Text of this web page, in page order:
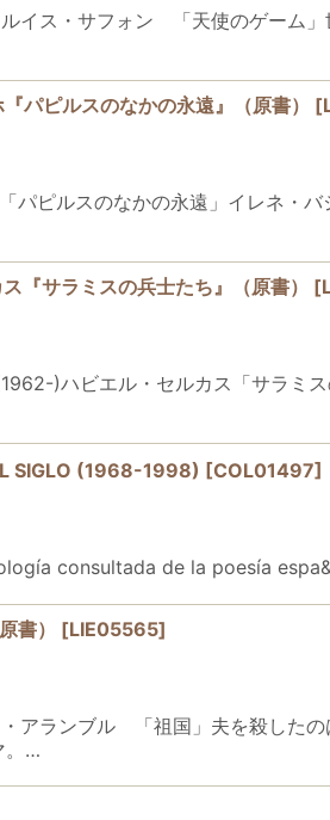
イス・サフォン 「天使のゲーム
パピルスのなかの永遠』（原書） [
パピルスのなかの永遠」イレネ・
『サラミスの兵士たち』（原書） [
)ハビエル・セルカス「サラミ
SIGLO (1968-1998) [COL01497]
consultada de la poesía
書） [LIE05565]
アランブル 「祖国」夫を殺した
。…